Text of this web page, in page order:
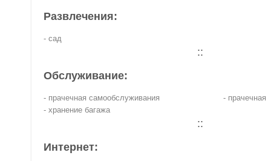
Развлечения:
- сад
::
Обслуживание:
- прачечная самообслуживания
- хранение багажа
- прачечная
::
Интернет: